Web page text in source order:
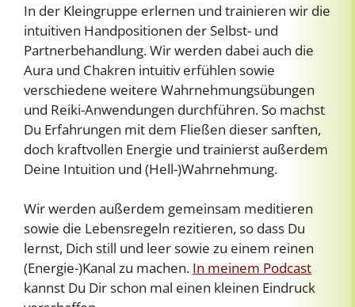
In der Kleingruppe erlernen und trainieren wir die
intuitiven Handpositionen der Selbst- und
Partnerbehandlung. Wir werden dabei auch die
Aura und Chakren intuitiv erfühlen sowie
verschiedene weitere Wahrnehmungsübungen
und Reiki-Anwendungen durchführen. So machst
Du Erfahrungen mit dem Fließen dieser sanften,
doch kraftvollen Energie und trainierst außerdem
Deine Intuition und (Hell-)Wahrnehmung.
Wir werden außerdem gemeinsam meditieren
sowie die Lebensregeln rezitieren, so dass Du
lernst, Dich still und leer sowie zu einem reinen
(Energie-)Kanal zu machen. In meinem Podcast
kannst Du Dir schon mal einen kleinen Eindruck